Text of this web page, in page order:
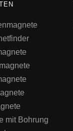
mit Bohrung